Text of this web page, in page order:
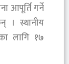
आपूर्ति गर्ने
। स्थानीय
लागि १७